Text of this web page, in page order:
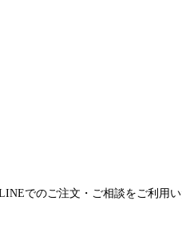
でのご注文・ご相談をご利用い